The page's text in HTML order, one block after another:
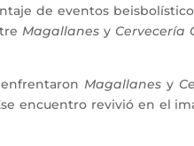
de eventos
Magallanes y Cervecería
enfrentaronMagallanes y
encuentro revivió en el